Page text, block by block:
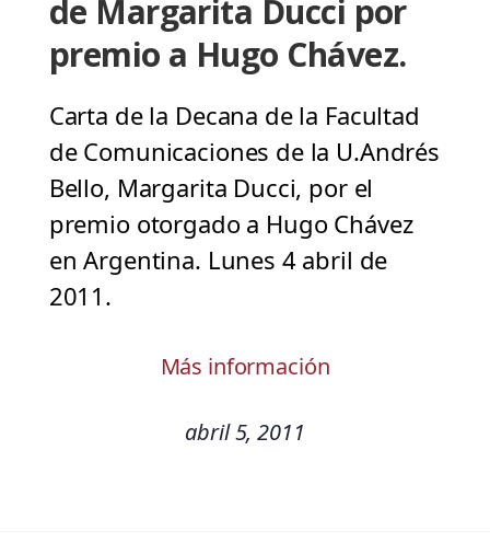
de Margarita Ducci por
premio a Hugo Chávez.
Carta de la Decana de la Facultad
de Comunicaciones de la U.Andrés
Bello, Margarita Ducci, por el
premio otorgado a Hugo Chávez
en Argentina. Lunes 4 abril de
2011.
Más información
abril 5, 2011